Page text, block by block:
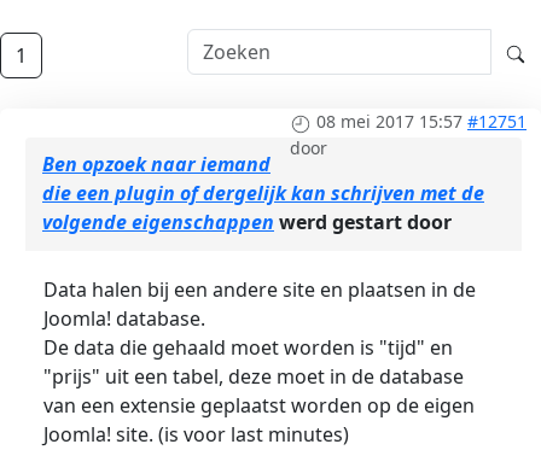
1
08 mei 2017 15:57 #12751
door
Ben opzoek naar iemand
die een plugin of dergelijk kan schrijven met de
volgende eigenschappen werd gestart door
Data halen bij een andere site en plaatsen in de
Joomla! database.
De data die gehaald moet worden is "tijd" en
"prijs" uit een tabel, deze moet in de database
van een extensie geplaatst worden op de eigen
Joomla! site. (is voor last minutes)